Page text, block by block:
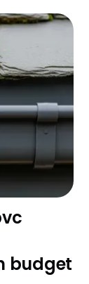
die
tussen zink
jaren voor
budget